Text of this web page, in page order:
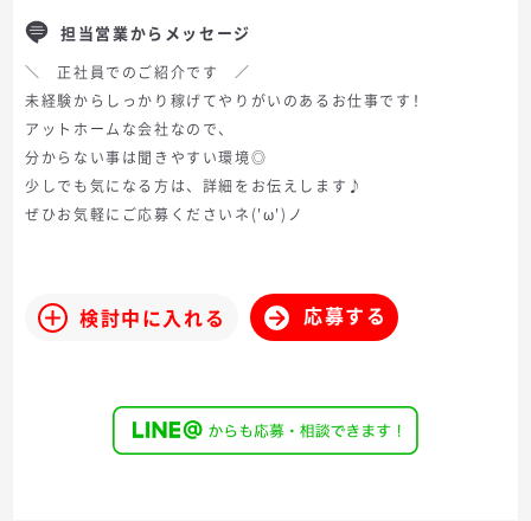
担当営業からメッセージ
＼ 正社員でのご紹介です ／
未経験からしっかり稼げてやりがいのあるお仕事です！
アットホームな会社なので、
分からない事は聞きやすい環境◎
少しでも気になる方は、詳細をお伝えします♪
ぜひお気軽にご応募くださいネ('ω')ノ
検討中に入れる 応募する